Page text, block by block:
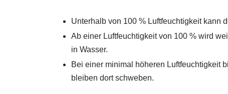
Unterhalb von 100 % Luftfeuchtigkeit kann
Ab einer Luftfeuchtigkeit von 100 % wird
in Wasser.
Bei einer minimal höheren Luftfeuchtigkeit
bleiben dort schweben.